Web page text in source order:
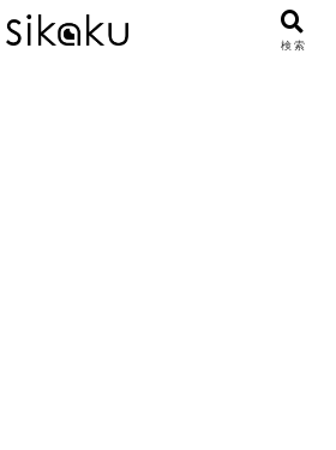
検索